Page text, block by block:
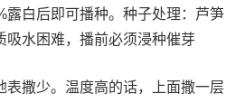
露白后即可播种。种子处理：芦笋
吸水困难，播前必须浸种催芽
表撒少。温度高的话，上面撒一层